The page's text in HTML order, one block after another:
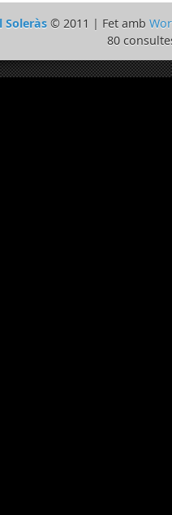
Soleràs © 2011 | Fet amb
80